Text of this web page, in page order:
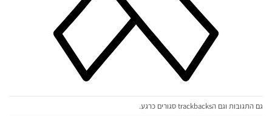
גם התגובות וגם הtrackbacks סגורים כרגע.